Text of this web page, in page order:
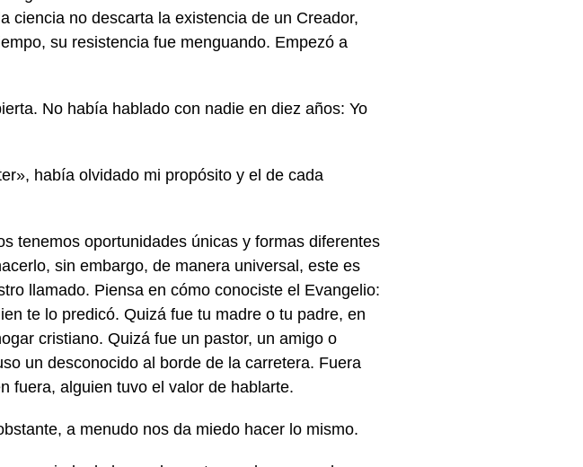
ciencia no descarta la existencia de un Creador,
su resistencia fue menguando. Empezó a
No había hablado con nadie en diez años: Yo
había olvidado mi propósito y el de cada
tenemos oportunidades únicas y formas diferentes
sin embargo, de manera universal, este es
llamado. Piensa en cómo conociste el Evangelio:
te lo predicó. Quizá fue tu madre o tu padre, en
cristiano. Quizá fue un pastor, un amigo o
un desconocido al borde de la carretera. Fuera
fuera, alguien tuvo el valor de hablarte.
a menudo nos da miedo hacer lo mismo.